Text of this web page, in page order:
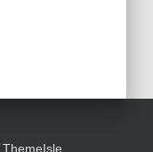
ThemeIsle